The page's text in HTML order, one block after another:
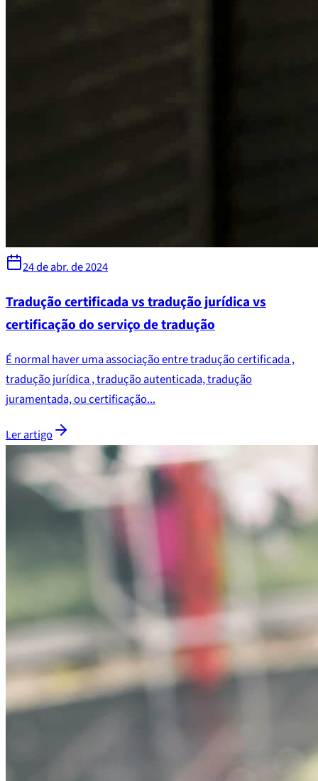
24 de abr. de 2024
Tradução certificada vs tradução jurídica vs
certificação do serviço de tradução
É normal haver uma associação entre tradução certificada ,
tradução jurídica , tradução autenticada, tradução
juramentada, ou certificação...
Ler artigo